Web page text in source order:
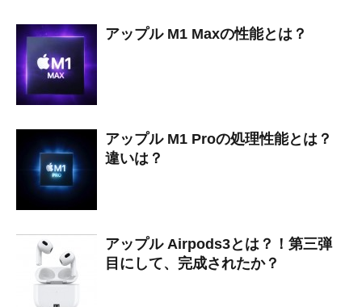
アップル M1 Maxの性能とは？
アップル M1 Proの処理性能とは？
違いは？
アップル Airpods3とは？！第三弾
目にして、完成されたか？